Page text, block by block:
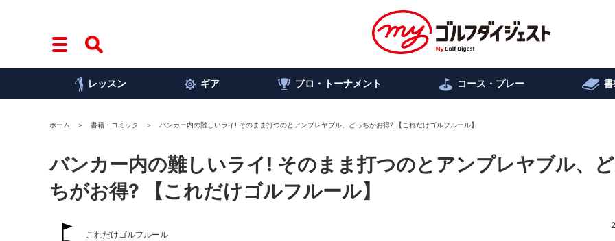
レッスン ギア プロ・トーナメント コース・プレー
ホーム 書籍・コミック バンカー内の難しいライ! そのまま打つのとアンプレヤブル、どっちがお得? 【これだけゴルフルール】
バンカー内の難しいライ! そのまま打つのとアンプレヤブル、
ちがお得? 【これだけゴルフルール】
これだけゴルフルール